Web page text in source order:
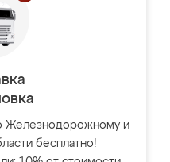
Железнодорожному и
бесплатно!